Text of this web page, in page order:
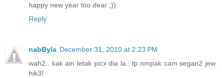
happy new year too dear ;))
Reply
nabByla December 31, 2010 at 2:23 PM
wah2.. kak ain letak picx dia la.. tp nmpak cam segan2 jew.
hik3!